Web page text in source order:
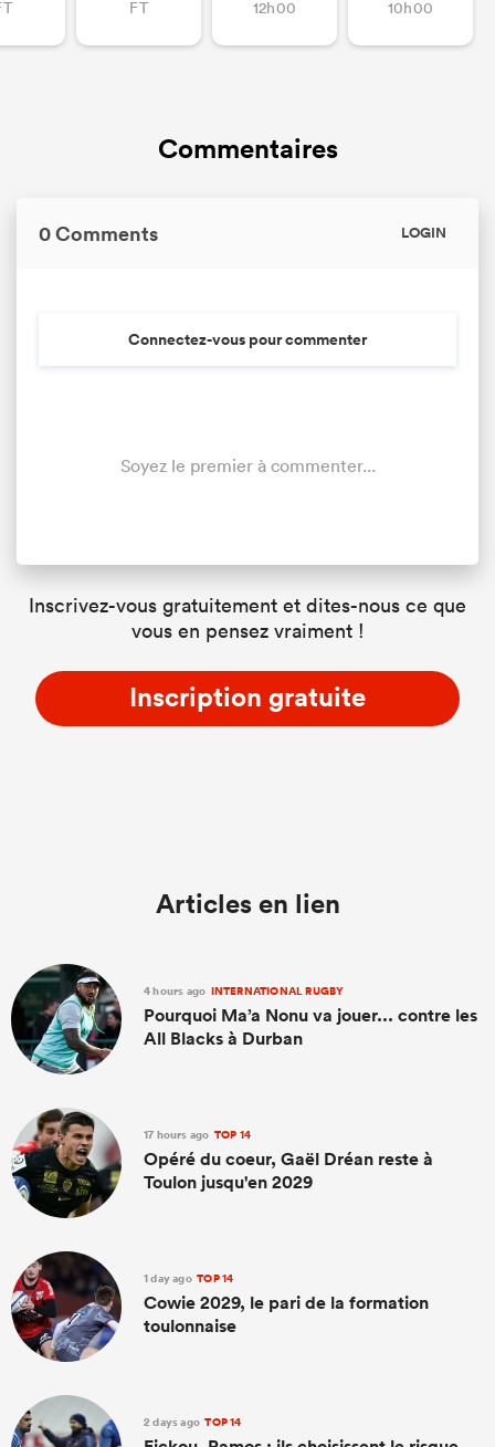
FT 12h00 10h00
Commentaires
0 Comments LOGIN
Connectez-vous pour commenter
Soyez le premier à commenter...
Inscrivez-vous gratuitement et dites-nous ce que
vous en pensez vraiment !
Inscription gratuite
Articles en lien
4 hours ago INTERNATIONAL RUGBY
Pourquoi Ma’a Nonu va jouer... contre les
All Blacks à Durban
17 hours ago TOP 14
Opéré du coeur, Gaël Dréan reste à
Toulon jusqu'en 2029
1 day ago TOP 14
Cowie 2029, le pari de la formation
toulonnaise
2 days ago TOP 14